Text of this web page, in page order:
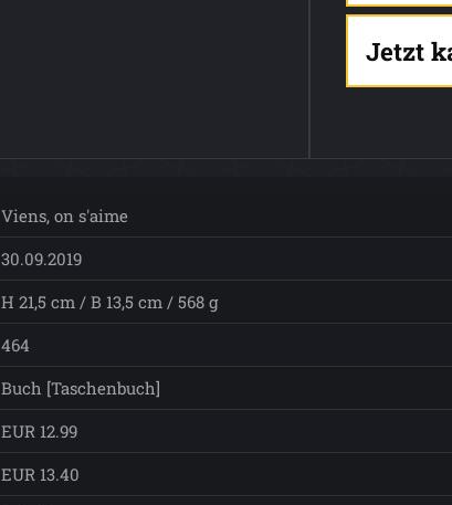
Jetzt
Viens, on s'aime
30.09.2019
H 21,5 cm / B 13,5 cm / 568 g
464
Buch [Taschenbuch]
EUR 12.99
EUR 13.40